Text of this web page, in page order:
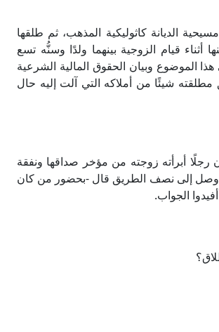
الديانة كاثوليكية المذهب، ثم طلقها
قيام الزوجية بينهما ولدًا وسنُّه تسع
الموضوع وبيان الحقوق المالية الشرعية
مطلقته شيئًا من أملاكه التي آلت إليه حال
رجلًا أبرأته زوجته من مؤخر صداقها ونفقة
وصل إلى نصف الطريق قال -بحضور من كان
الجواب.